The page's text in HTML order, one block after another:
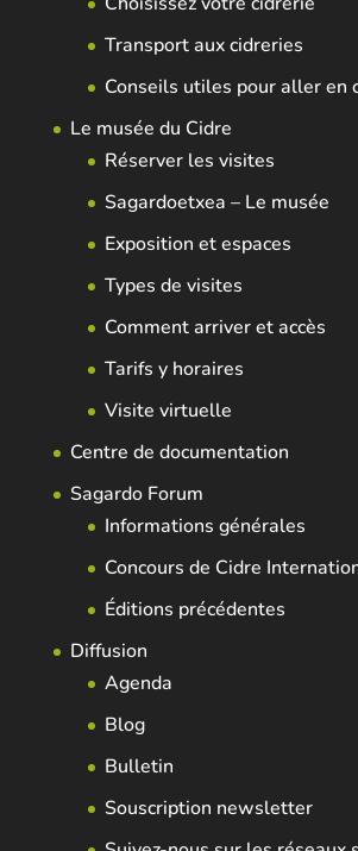
Transport aux cidreries
Conseils utiles pour aller en
Le musée du Cidre
Réserver les visites
Sagardoetxea – Le musée
Exposition et espaces
Types de visites
Comment arriver et accès
Tarifs y horaires
Visite virtuelle
Centre de documentation
Sagardo Forum
Informations générales
Concours de Cidre
Éditions précédentes
Diffusion
Agenda
Blog
Bulletin
Souscription newsletter